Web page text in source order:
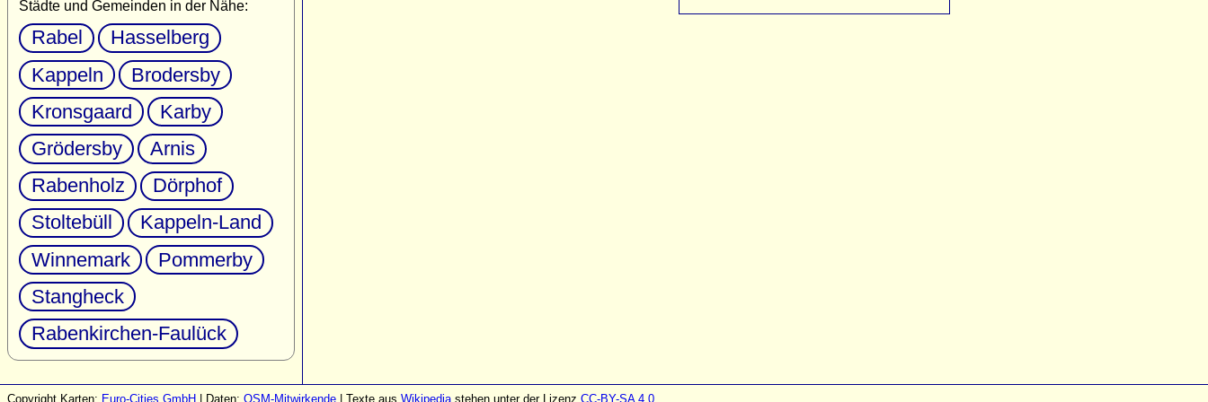
Städte und Gemeinden in der Nähe:
Rabel
Hasselberg
Kappeln
Brodersby
Kronsgaard
Karby
Grödersby
Arnis
Rabenholz
Dörphof
Stoltebüll
Kappeln-Land
Winnemark
Pommerby
Stangheck
Rabenkirchen-Faulück
Copyright Karten: Euro-Cities GmbH | Daten: OSM-Mitwirkende | Texte aus Wikipedia stehen unter der Lizenz CC-BY-SA 4.0